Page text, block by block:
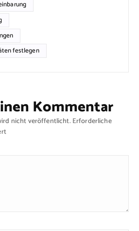
festlegen
Kommentar
nicht veröffentlicht. Erforderliche